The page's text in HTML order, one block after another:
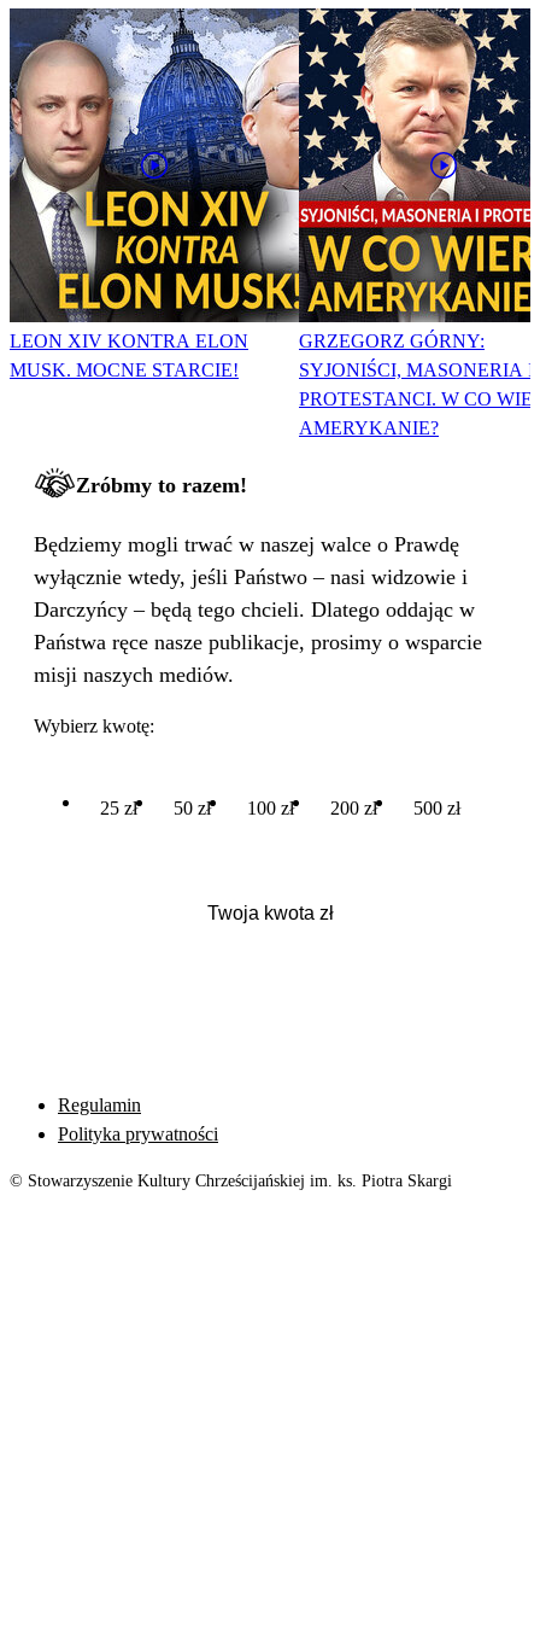
LEON XIV KONTRA ELON
MUSK. MOCNE STARCIE!
GRZEGORZ GÓRNY:
SYJONIŚCI, MASONERIA I
PROTESTANCI. W CO
AMERYKANIE?
Zróbmy to razem!
Będziemy mogli trwać w naszej walce o Prawdę
wyłącznie wtedy, jeśli Państwo – nasi widzowie i
Darczyńcy – będą tego chcieli. Dlatego oddając w
Państwa ręce nasze publikacje, prosimy o wsparcie
misji naszych mediów.
Wybierz kwotę:
25 zł 50 zł 100 zł 200 zł 500 zł
Regulamin
Polityka prywatności
© Stowarzyszenie Kultury Chrześcijańskiej im. ks. Piotra Skargi